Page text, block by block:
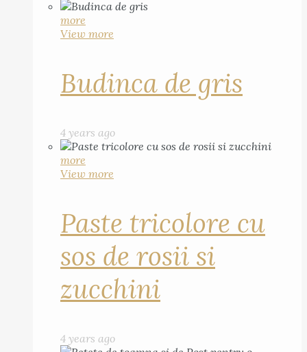
more
View more
Budinca de gris
4 years ago
more
View more
Paste tricolore cu
sos de rosii si
zucchini
4 years ago